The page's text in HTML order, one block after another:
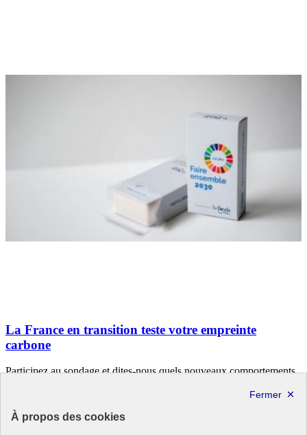
À propos des cookies
La France en transition teste votre empreinte
carbone
Participez au sondage et dites-nous quels nouveaux comportements
23 septembre 2020 - En France